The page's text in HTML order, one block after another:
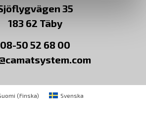
35
183 62 Täby
08-50 52 68 00
(Finska) Svenska